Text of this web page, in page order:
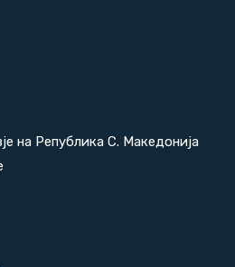
на Република С. Македонија